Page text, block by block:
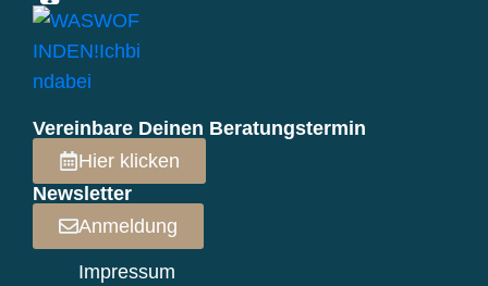
Vereinbare Deinen Beratungstermin
Hier klicken
Newsletter
Anmeldung
Impressum